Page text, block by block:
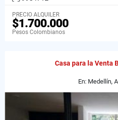
PRECIO ALQUILER
$1.700.000
Pesos Colombianos
Casa para la Venta
En: Medellín,